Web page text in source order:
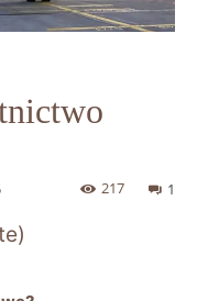
1
217